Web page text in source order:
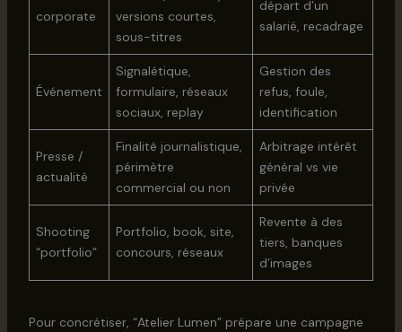
corporate
versions courtes,
sous-titres
départ d’un
salarié, recadrage
Événement
Signalétique,
formulaire, réseaux
sociaux, replay
Gestion des
refus, foule,
identification
Presse /
actualité
Finalité journalistique,
périmètre
commercial ou non
Arbitrage intérêt
général vs vie
privée
Shooting
“portfolio”
Portfolio, book, site,
concours, réseaux
Revente à des
tiers, banques
d’images
Pour concrétiser, “Atelier Lumen” prépare une campagne